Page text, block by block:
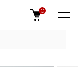
0